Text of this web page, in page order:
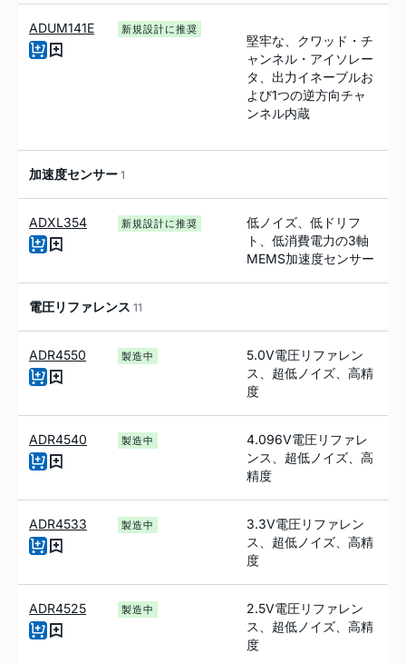
ADUM141E 新規設計に推奨
堅牢な、クワッド・チ
ャンネル・アイソレー
タ、出力イネーブルお
よび1つの逆方向チャ
ンネル内蔵
加速度センサー 1
ADXL354 新規設計に推奨
低ノイズ、低ドリフ
ト、低消費電力の3軸
MEMS加速度センサー
電圧リファレンス 11
ADR4550 製造中
5.0V電圧リファレン
ス、超低ノイズ、高精
度
ADR4540 製造中
4.096V電圧リファレ
ンス、超低ノイズ、高
精度
ADR4533 製造中
3.3V電圧リファレン
ス、超低ノイズ、高精
度
ADR4525 製造中
2.5V電圧リファレン
ス、超低ノイズ、高精
度